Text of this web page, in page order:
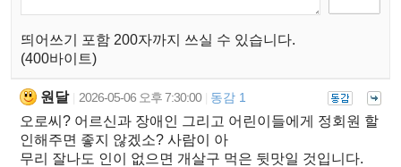
띄어쓰기 포함 200자까지 쓰실 수 있습니다.
(400바이트)
원달 2026-05-06 오후 7:30:00 동감 1
오로씨? 어르신과 장애인 그리고 어린이들에게 정회원 할
인해주면 좋지 않겠소? 사람이 아
무리 잘나도 인이 없으면 개살구 먹은 뒷맛일 것입니다.